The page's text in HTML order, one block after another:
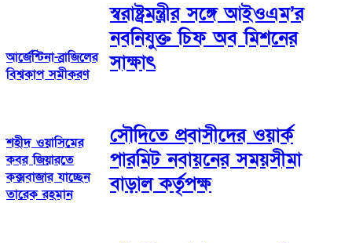
আর্জেন্টিনা-ব্রাজিলের
বিশ্বকাপ সমীকরণ
শহীদ ওয়াসিমের
কবর জিয়ারতে
কক্সবাজার যাচ্ছেন
তারেক রহমান
স্বরাষ্ট্রমন্ত্রীর সঙ্গে আইওএম’র
নবনিযুক্ত চিফ অব মিশনের
সাক্ষাৎ
সৌদিতে প্রবাসীদের ওয়ার্ক
পারমিট নবায়নের সময়সীমা
বাড়াল কর্তৃপক্ষ